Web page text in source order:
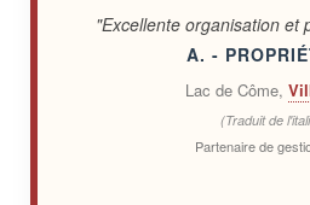
"Excellente organisation et
A. -
Lac de Côme,
(Traduit de
Partenaire de